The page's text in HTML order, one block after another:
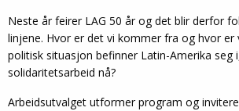
Neste år feirer LAG 50 år og det blir derfor
linjene. Hvor er det vi kommer fra og hvor er
politisk situasjon befinner Latin-Amerika seg
solidaritetsarbeid nå?
Arbeidsutvalget utformer program og